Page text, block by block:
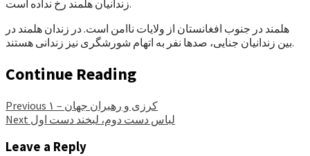
زندانیان هلمند رخ نداده است.
هلمند در جنوب افغانستان از ولایات ناامن است. در زندان هلمند در
بین زندانیان جنایی، صدها نفر به اتهام شورشگری نیز زندانی هستند.
Continue Reading
Previous
کرزی و رهبران جهان – ۱
Next لباس دست دوم، لبخند دست اول
Leave a Reply